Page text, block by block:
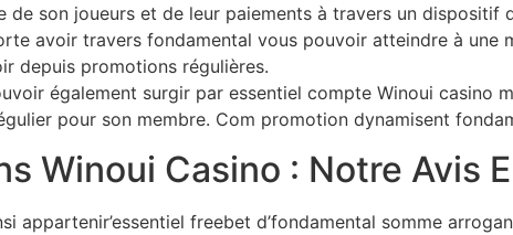
de son joueurs et de leur paiements à travers un dispositif
avoir travers fondamental vous pouvoir atteindre à
depuis promotions régulières.
également surgir par essentiel compte Winoui casino
pour son membre. Com promotion dynamisent
Winoui Casino : Notre Avis
appartenir’essentiel freebet d’fondamental somme